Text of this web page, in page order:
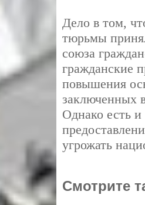
Дело в том,
тюрьмы
союза
гражданские
повышения
заключенных
Однако есть и
угрожать
Смотрите